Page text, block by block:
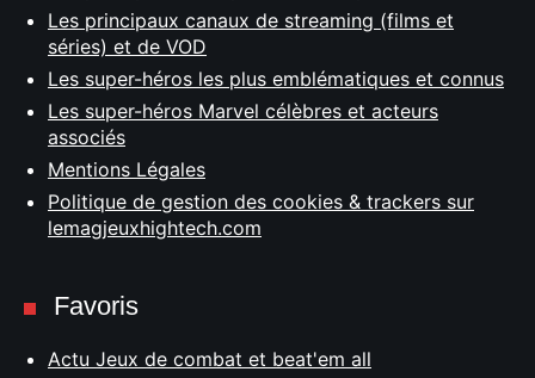
Les principaux canaux de streaming (films et
séries) et de VOD
Les super-héros les plus emblématiques et connus
Les super-héros Marvel célèbres et acteurs
associés
Mentions Légales
Politique de gestion des cookies & trackers sur
lemagjeuxhightech.com
Favoris
Actu Jeux de combat et beat'em all